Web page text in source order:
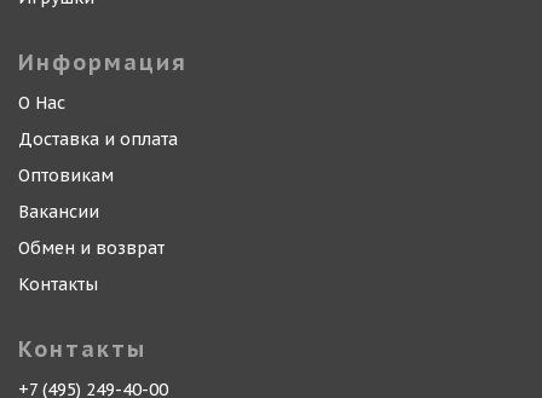
Информация
О Нас
Доставка и оплата
Оптовикам
Вакансии
Обмен и возврат
Контакты
Контакты
+7 (495) 249-40-00